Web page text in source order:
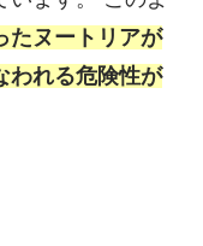
たヌートリアが
われる危険性が